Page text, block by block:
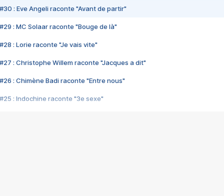
#30 : Eve Angeli raconte "Avant de partir"
#29 : MC Solaar raconte "Bouge de là"
#28 : Lorie raconte "Je vais vite"
#27 : Christophe Willem raconte "Jacques a dit"
#26 : Chimène Badi raconte "Entre nous"
#25 : Indochine raconte "3e sexe"